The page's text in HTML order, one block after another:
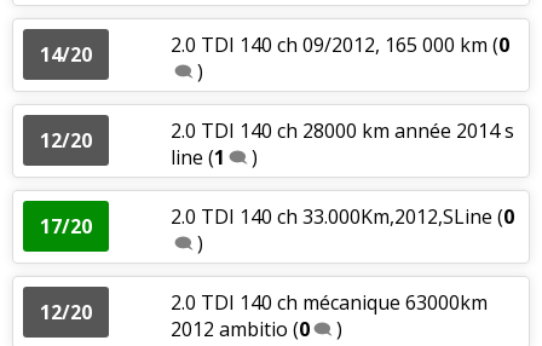
14/20 2.0 TDI 140 ch 09/2012, 165 000 km (0
)
12/20
2.0 TDI 140 ch 28000 km année 2014 s
line (1 )
17/20 2.0 TDI 140 ch 33.000Km,2012,SLine (0
)
12/20
2.0 TDI 140 ch mécanique 63000km
2012 ambitio (0 )